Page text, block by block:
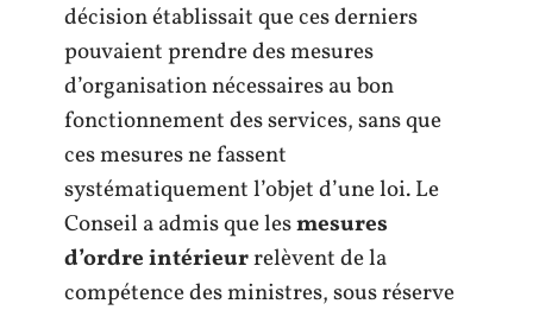
décision établissait que ces derniers
pouvaient prendre des mesures
d’organisation nécessaires au bon
fonctionnement des services, sans que
ces mesures ne fassent
systématiquement l’objet d’une loi. Le
Conseil a admis que lesmesures
d’ordre intérieurrelèvent de la
compétence des ministres, sous réserve